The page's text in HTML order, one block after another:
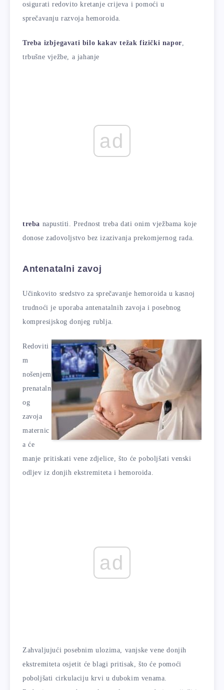
osigurati redovito kretanje crijeva i pomoći u
sprečavanju razvoja hemoroida.
Treba izbjegavati bilo kakav težak fizički napor,
trbušne vježbe, a jahanje
ad
treba napustiti. Prednost treba dati onim vježbama koje
donose zadovoljstvo bez izazivanja prekomjernog rada.
Antenatalni zavoj
Učinkovito sredstvo za sprečavanje hemoroida u kasnoj
trudnoći je uporaba antenatalnih zavoja i posebnog
kompresijskog donjeg rublja.
Redoviti
m
nošenjem
prenataln
og
zavoja
maternic
a će
manje pritiskati vene zdjelice, što će poboljšati venski
odljev iz donjih ekstremiteta i hemoroida.
ad
Zahvaljujući posebnim ulozima, vanjske vene donjih
ekstremiteta osjetit će blagi pritisak, što će pomoći
poboljšati cirkulaciju krvi u dubokim venama.